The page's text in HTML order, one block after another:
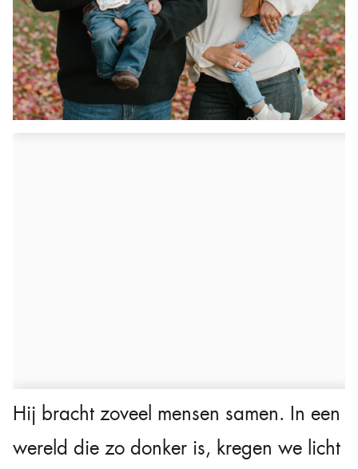
Hij bracht zoveel mensen samen. In een
wereld die zo donker is, kregen we licht